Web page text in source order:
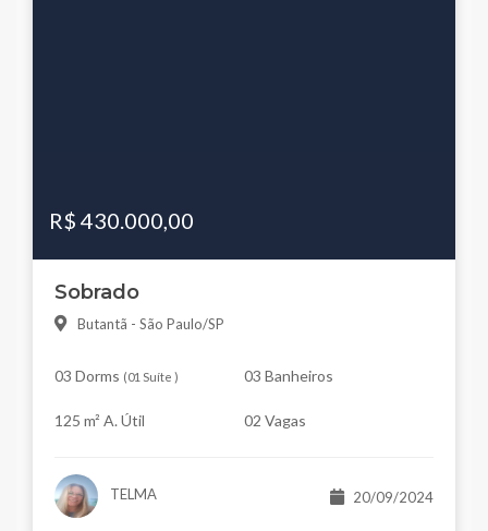
R$ 430.000,00
Sobrado
Butantã - São Paulo/SP
03 Dorms (01 Suíte ) 03 Banheiros
125 m² A. Útil 02 Vagas
TELMA 20/09/2024